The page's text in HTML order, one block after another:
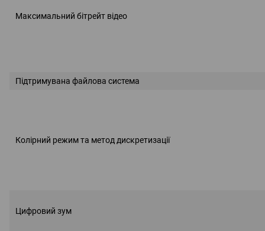
Максимальний бітрейт відео
Підтримувана файлова система
Колірний режим та метод дискретизації
Цифровий зум